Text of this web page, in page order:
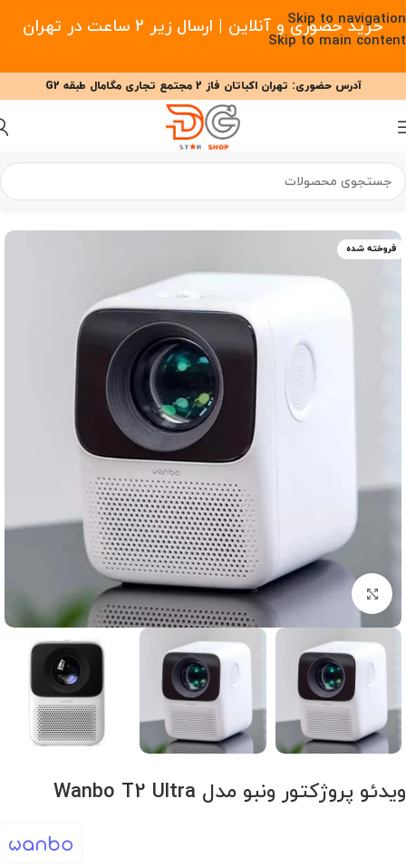
Skip to navigation
Skip to main content
خرید حضوری و آنلاین | ارسال زیر 2 ساعت در تهران
09377477910 - 09127708341 علیزاده
آدرس حضوری: تهران اکباتان فاز 2 مجتمع تجاری مگامال طبقه G2
خانه/صوت و تصویر/ویدئو پروژکتور/ویدئو پروژکتور شیائومی
فروخته شده
برای بزرگنمایی کلیک کنید
ویدئو پروژکتور ونبو مدل Wanbo T2 Ultra